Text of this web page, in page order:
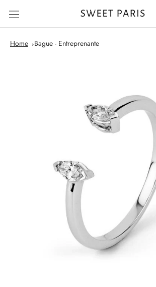
content
Home
Bague - Entreprenante